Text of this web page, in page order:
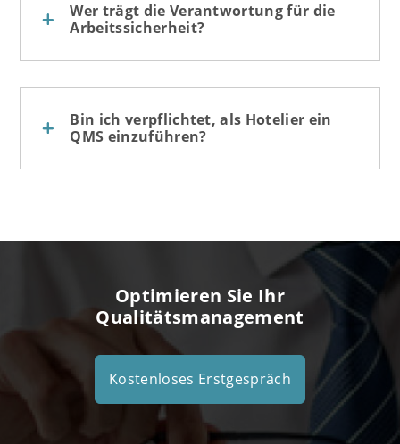
Wer trägt die Verantwortung für die
Arbeitssicherheit?
Bin ich verpflichtet, als Hotelier ein
QMS einzuführen?
Optimieren Sie Ihr
Qualitätsmanagement
Kostenloses Erstgespräch